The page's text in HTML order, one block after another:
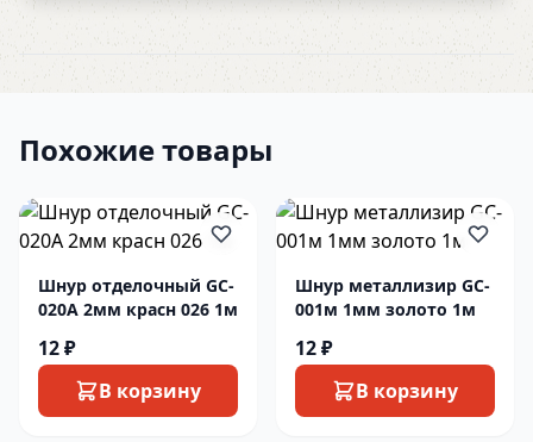
Похожие товары
Шнур отделочный GC-
020A 2мм красн 026 1м
12 ₽
В корзину
Шнур металлизир GC-
001м 1мм золото 1м
12 ₽
В корзину